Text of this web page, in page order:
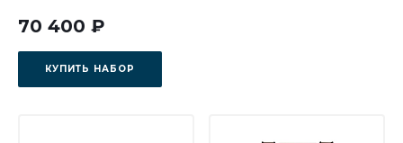
70 400 ₽
КУПИТЬ НАБОР